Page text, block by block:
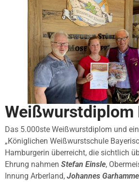
Weißwurstdiplom
Das 5.000ste Weißwurstdiplom und
„Königlichen Weißwurstschule
Hamburgerin überreicht, die sichtlich
Ehrung nahmen Stefan Einsle,
Innung Arberland, Johannes